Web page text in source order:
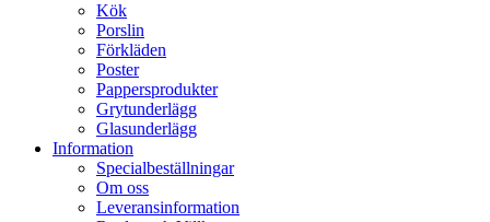
Kök
Porslin
Förkläden
Poster
Pappersprodukter
Grytunderlägg
Glasunderlägg
Information
Specialbeställningar
Om oss
Leveransinformation